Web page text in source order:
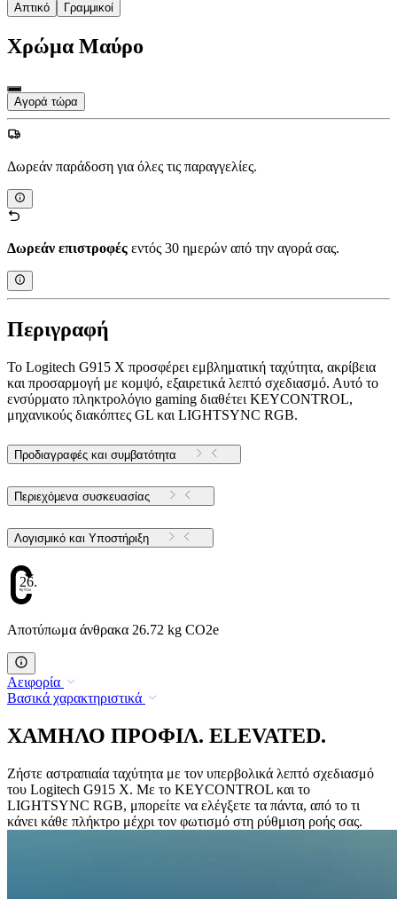
Απτικό Γραμμικοί
Χρώμα Μαύρο
Αγορά τώρα
Δωρεάν παράδοση για όλες τις παραγγελίες.
Δωρεάν επιστροφές εντός 30 ημερών από την αγορά σας.
Περιγραφή
Το Logitech G915 X προσφέρει εμβληματική ταχύτητα, ακρίβεια
και προσαρμογή με κομψό, εξαιρετικά λεπτό σχεδιασμό. Αυτό το
ενσύρματο πληκτρολόγιο gaming διαθέτει KEYCONTROL,
μηχανικούς διακόπτες GL και LIGHTSYNC RGB.
Προδιαγραφές και συμβατότητα
Περιεχόμενα συσκευασίας
Λογισμικό και Υποστήριξη
26.72
Αποτύπωμα άνθρακα 26.72 kg CO2e
Αειφορία
Βασικά χαρακτηριστικά
ΧΑΜΗΛΟ ΠΡΟΦΙΛ. ELEVATED.
Ζήστε αστραπιαία ταχύτητα με τον υπερβολικά λεπτό σχεδιασμό
του Logitech G915 X. Με το KEYCONTROL και το
LIGHTSYNC RGB, μπορείτε να ελέγξετε τα πάντα, από το τι
κάνει κάθε πλήκτρο μέχρι τον φωτισμό στη ρύθμιση ροής σας.